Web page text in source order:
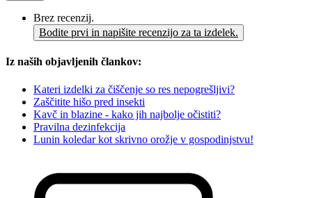
Brez recenzij.
Bodite prvi in napišite recenzijo za ta izdelek.
Iz naših objavljenih člankov:
Kateri izdelki za čiščenje so res nepogrešljivi?
Zaščitite hišo pred insekti
Kavč in blazine - kako jih najbolje očistiti?
Pravilna dezinfekcija
Lunin koledar kot skrivno orožje v gospodinjstvu!